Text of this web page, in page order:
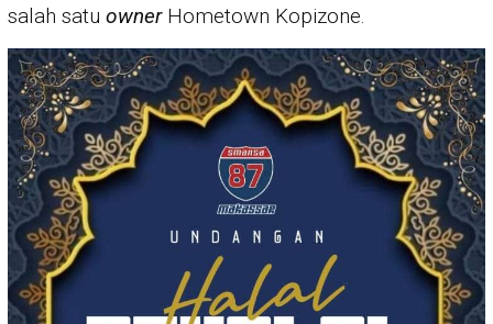
salah satu owner Hometown Kopizone.